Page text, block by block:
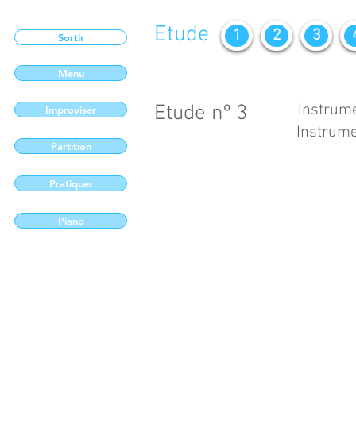
Menu
Improviser
Partition
Pratiquer
Piano
Sortir
Etude nº 3
Etude 1 2 3